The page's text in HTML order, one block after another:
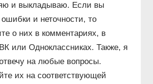
и выкладываю. Если вы
и неточности, то
о них в комментариях, в
или Одноклассниках. Также, я
на любые вопросы.
их на соответствующей